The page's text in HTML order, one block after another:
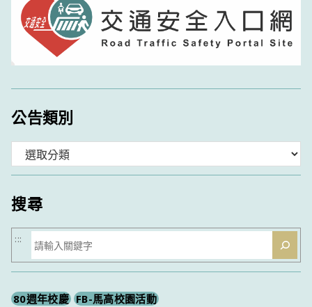
公告類別
類
搜尋
搜
尋
:::
80週年校慶 FB-馬高校園活動